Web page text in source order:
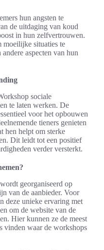
hun angsten te
de uitdaging van koud
in hun zelfvertrouwen.
moeilijke situaties te
aspecten van hun
sociale
te laten werken. De
voor het opbouwen
tieners genieten
hen helpt om sterke
Dit leidt tot een positief
verder versterkt.
georganiseerd op
van de aanbieder. Voor
deze unieke ervaring met
om de website van de
Hier kunnen ze de meest
vinden waar de workshops